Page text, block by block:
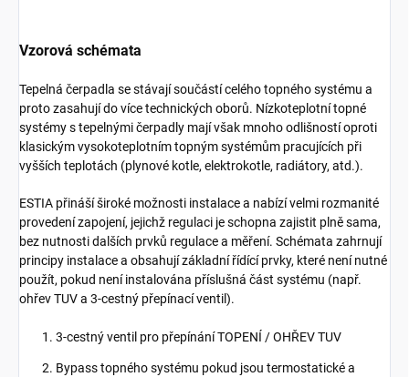
Vzorová schémata
Tepelná čerpadla se stávají součástí celého topného systému a
proto zasahují do více technických oborů. Nízkoteplotní topné
systémy s tepelnými čerpadly mají však mnoho odlišností oproti
klasickým vysokoteplotním topným systémům pracujících při
vyšších teplotách (plynové kotle, elektrokotle, radiátory, atd.).
ESTIA přináší široké možnosti instalace a nabízí velmi rozmanité
provedení zapojení, jejichž regulaci je schopna zajistit plně sama,
bez nutnosti dalších prvků regulace a měření. Schémata zahrnují
principy instalace a obsahují základní řídící prvky, které není nutné
použít, pokud není instalována příslušná část systému (např.
ohřev TUV a 3-cestný přepínací ventil).
3-cestný ventil pro přepínání TOPENÍ / OHŘEV TUV
Bypass topného systému pokud jsou termostatické a